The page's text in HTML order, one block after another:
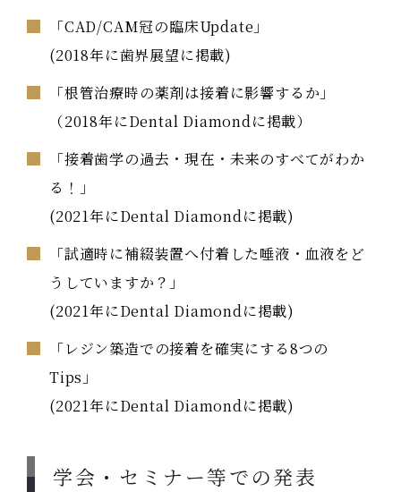
「CAD/CAM冠の臨床Update」
(2018年に歯界展望に掲載)
「根管治療時の薬剤は接着に影響するか」
（2018年にDental Diamondに掲載）
「接着歯学の過去・現在・未来のすべてがわか
る！」
(2021年にDental Diamondに掲載)
「試適時に補綴装置へ付着した唾液・血液をど
うしていますか？」
(2021年にDental Diamondに掲載)
「レジン築造での接着を確実にする8つの
Tips」
(2021年にDental Diamondに掲載)
学会・セミナー等での発表